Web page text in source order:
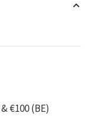
€100 (BE)